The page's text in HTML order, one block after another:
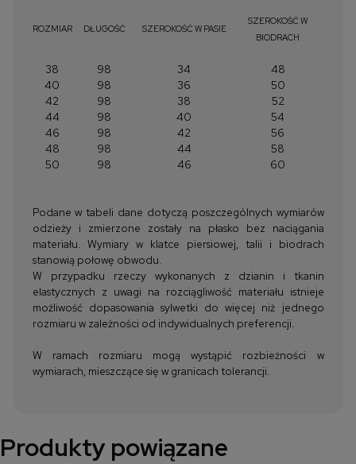
ROZMIAR DŁUGOŚĆ SZEROKOŚĆ W PASIE
SZEROKOŚĆ W
BIODRACH
38 98 34
48
40
98 36
50
42
98 38
52
44
98 40
54
46
98 42
56
48
98 44
58
50
98 46 60
Podane w tabeli dane dotyczą poszczególnych wymiarów
odzieży i zmierzone zostały na płasko bez naciągania
materiału. Wymiary w klatce piersiowej, talii i biodrach
stanowią połowę obwodu.
W przypadku rzeczy wykonanych z dzianin i tkanin
elastycznych z uwagi na rozciągliwość materiału istnieje
możliwość dopasowania sylwetki do więcej niż jednego
rozmiaru w zależności od indywidualnych preferencji.
W ramach rozmiaru mogą wystąpić rozbieżności w
wymiarach, mieszczące się w granicach tolerancji.
Produkty powiązane